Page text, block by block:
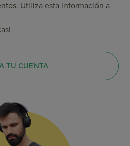
Utiliza esta información a
TU CUENTA